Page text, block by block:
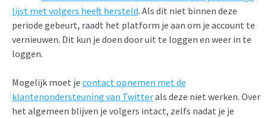
lijst met volgers heeft hersteld. Als dit niet binnen deze
periode gebeurt, raadt het platform je aan om je account te
vernieuwen. Dit kun je doen door uit te loggen en weer in te
loggen.
Mogelijk moet je contact opnemen met de
klantenondersteuning van Twitterals deze niet werken. Over
het algemeen blijven je volgers intact, zelfs nadat je je